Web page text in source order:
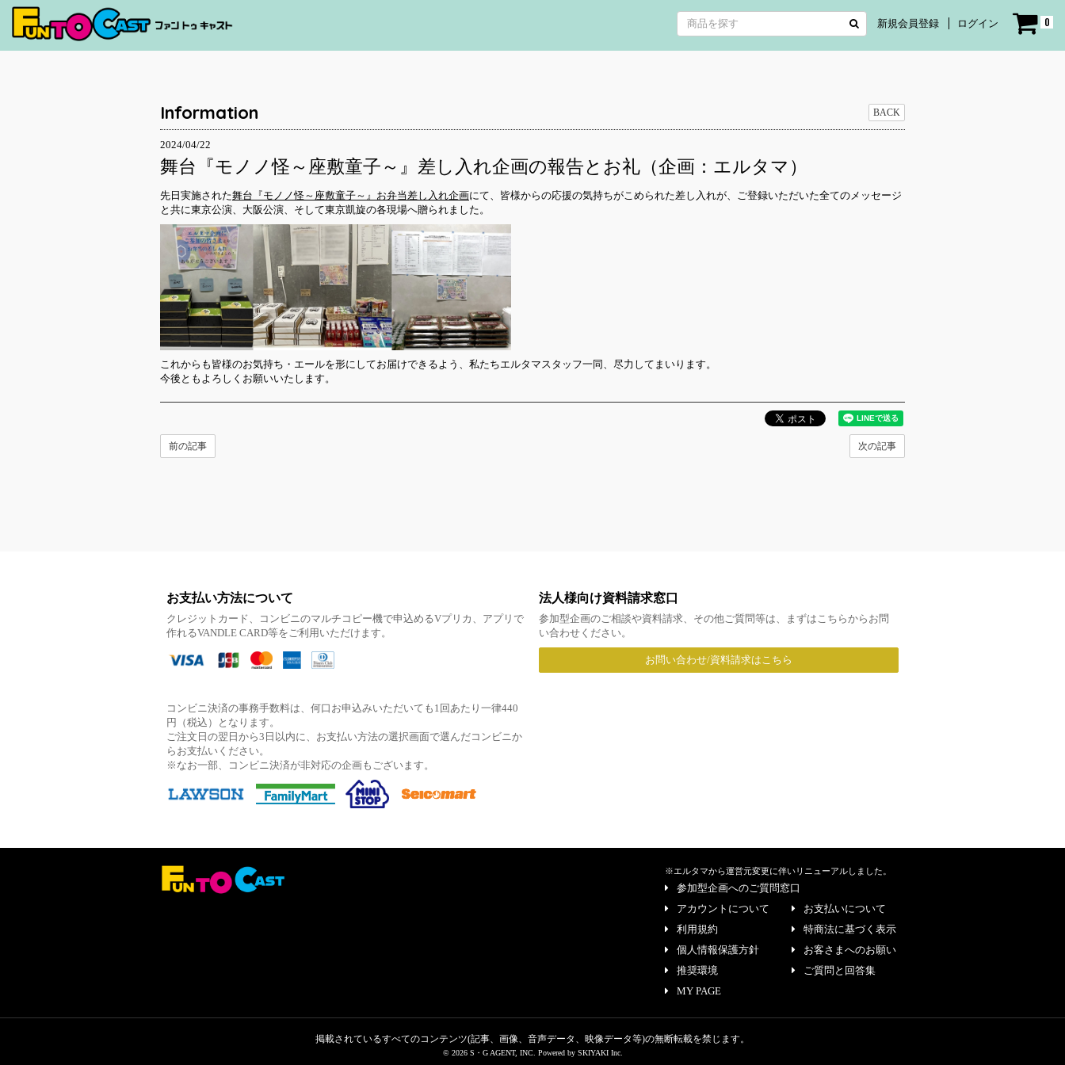
新規会員登録 ログイン 0
Information BACK
2024/04/22
舞台『モノノ怪～座敷童子～』差し入れ企画の報告とお礼（企画：エルタマ）
先日実施された舞台『モノノ怪～座敷童子～』お弁当差し入れ企画にて、皆様からの応援の気持ちがこめられた差し入れが、ご登録いただいた全てのメッセージ
と共に東京公演、大阪公演、そして東京凱旋の各現場へ贈られました。
これからも皆様のお気持ち・エールを形にしてお届けできるよう、私たちエルタマスタッフ一同、尽力してまいります。
今後ともよろしくお願いいたします。
次の記事
前の記事
お支払い方法について
クレジットカード、コンビニのマルチコピー機で申込めるVプリカ、アプリで
作れるVANDLE CARD等をご利用いただけます。
コンビニ決済の事務手数料は、何口お申込みいただいても1回あたり一律440
円（税込）となります。
ご注文日の翌日から3日以内に、お支払い方法の選択画面で選んだコンビニか
らお支払いください。
※なお一部、コンビニ決済が非対応の企画もございます。
法人様向け資料請求窓口
参加型企画のご相談や資料請求、その他ご質問等は、まずはこちらからお問
い合わせください。
お問い合わせ/資料請求はこちら
※エルタマから運営元変更に伴いリニューアルしました。
参加型企画へのご質問窓口
アカウントについて
お支払いについて
利用規約
特商法に基づく表示
個人情報保護方針
お客さまへのお願い
推奨環境
ご質問と回答集
MY PAGE
掲載されているすべてのコンテンツ(記事、画像、音声データ、映像データ等)の無断転載を禁じます。
© 2026 S・G AGENT, INC. Powered by SKIYAKI Inc.